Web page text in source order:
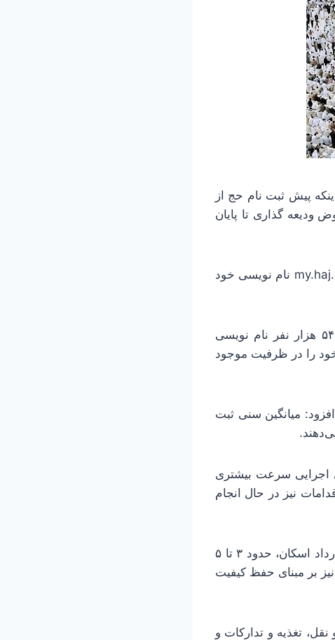
پیش ثبت نام حج از
ودیعه گذاری تا پایان
مهر نوشت: وی افزود: متقاضیان می‌بایست با ورود به سامانه حج من به آدرس my.haj.ir نام نویسی خود
رئیس سازمان حج و زیارت با بیان اینکه تا عصر امروز یازدهم آبان ماه بیشتر ۵۴ هزار نفر نام نویسی
را در ظرفیت موجود
میانگین سنی ثبت
اجرایی سرعت بیشتری
نیز در حال انجام
وی در خصوص قراردادهای اسکان گفت: با توجه به زمانبندی مناسب در عقد قرارداد اسکان، حدود ۳ تا ۵
بر مبنای حفظ کیفیت
تغذیه و تدارکات و